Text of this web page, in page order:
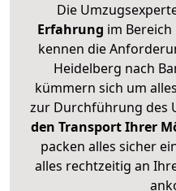
Die
Erfahrung im
kennen die
Heidelberg nach
kümmern sich um
zur Durchführung des
den Transport Ihrer
packen alles sicher
alles rechtzeitig an